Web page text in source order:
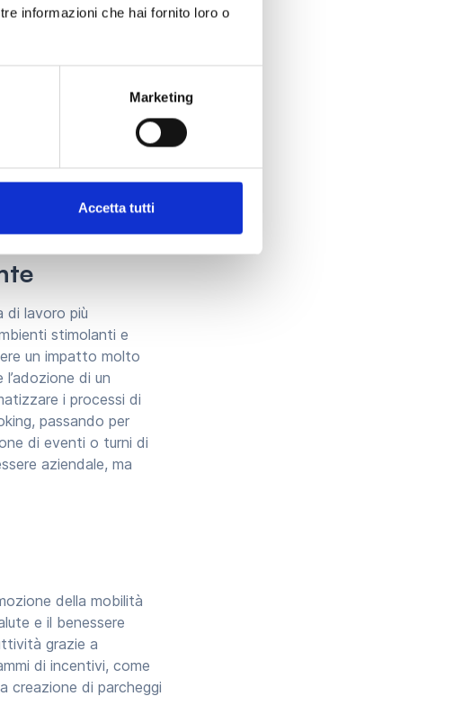
informazioni che hai fornito loro o
Marketing
Accetta tutti
lavoro flessibile,
soluzioni
nella gestione
di lavoro più
stimolanti e
un impatto molto
di un
i processi di
passando per
di eventi o turni di
aziendale, ma
della mobilità
e il benessere
grazie a
di incentivi, come
creazione di parcheggi